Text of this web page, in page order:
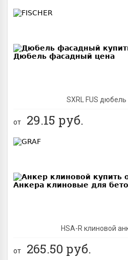
SXRL FUS
от 29.15 руб.
HSA-R клиновой
от 265.50 руб.